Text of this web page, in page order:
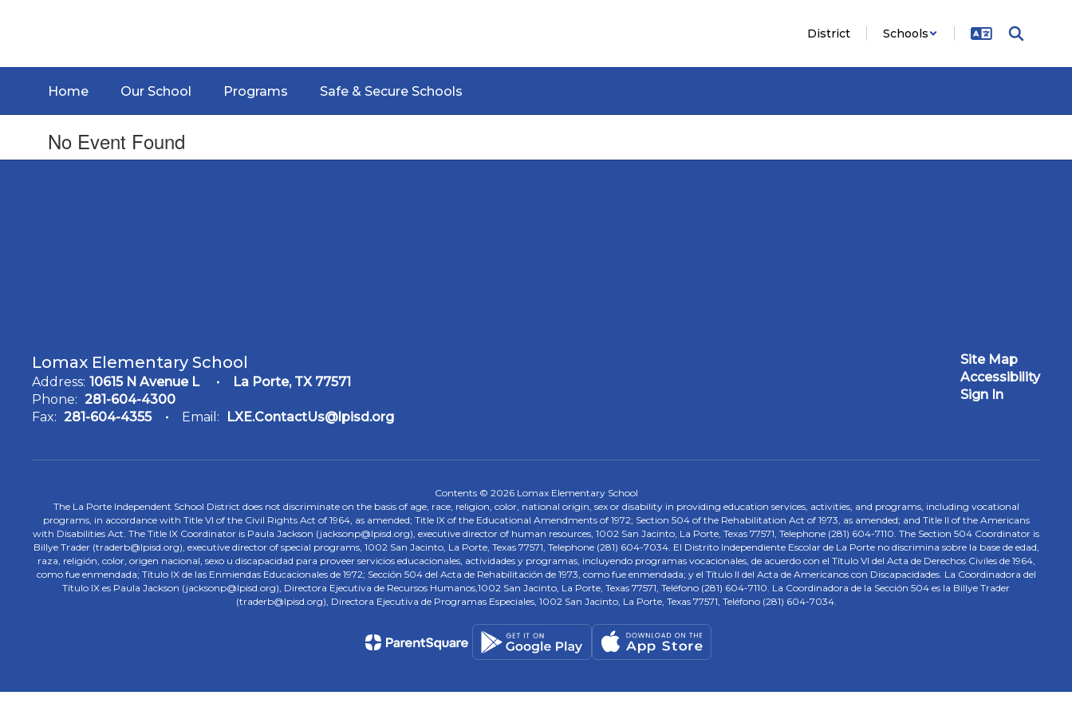
District Schools
Home Our School Programs Safe & Secure Schools
No Event Found
Lomax Elementary School
Address: 10615 N Avenue L
La Porte, TX 77571
Phone: 281-604-4300
Fax: 281-604-4355 Email: LXE.ContactUs@lpisd.org
Site Map
Accessibility
Sign In
Contents © 2026 Lomax Elementary School
The La Porte Independent School District does not discriminate on the basis of age, race, religion, color, national origin, sex or disability in providing education services, activities, and programs, including vocational
programs, in accordance with Title VI of the Civil Rights Act of 1964, as amended; Title IX of the Educational Amendments of 1972; Section 504 of the Rehabilitation Act of 1973, as amended; and Title II of the Americans
with Disabilities Act. The Title IX Coordinator is Paula Jackson (jacksonp@lpisd.org), executive director of human resources, 1002 San Jacinto, La Porte, Texas 77571, Telephone (281) 604-7110. The Section 504 Coordinator is
Billye Trader (traderb@lpisd.org), executive director of special programs, 1002 San Jacinto, La Porte, Texas 77571, Telephone (281) 604-7034. El Distrito Independiente Escolar de La Porte no discrimina sobre la base de edad,
raza, religión, color, origen nacional, sexo u discapacidad para proveer servicios educacionales, actividades y programas, incluyendo programas vocacionales, de acuerdo con el Título VI del Acta de Derechos Civiles de 1964,
como fue enmendada; Título IX de las Enmiendas Educacionales de 1972; Sección 504 del Acta de Rehabilitación de 1973, como fue enmendada; y el Título II del Acta de Americanos con Discapacidades. La Coordinadora del
Título IX es Paula Jackson (jacksonp@lpisd.org), Directora Ejecutiva de Recursos Humanos,1002 San Jacinto, La Porte, Texas 77571, Teléfono (281) 604-7110. La Coordinadora de la Sección 504 es la Billye Trader
(traderb@lpisd.org), Directora Ejecutiva de Programas Especiales, 1002 San Jacinto, La Porte, Texas 77571, Teléfono (281) 604-7034.